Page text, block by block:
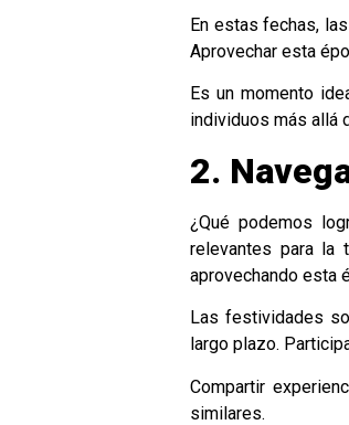
En estas fechas,
Aprovechar esta
Es un momento
individuos más allá
2.
¿Qué podemos
relevantes para la
aprovechando esta
Las festividades
largo plazo.
Compartir
similares.